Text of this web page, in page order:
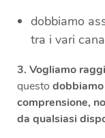
dobbiamo
tra i vari
3. Vogliamo
questo
comprensione,
da qualsiasi